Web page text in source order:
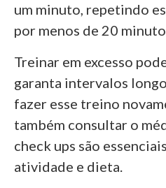
um minuto, repetindo
por menos de 20
Treinar em excesso
garanta intervalos
fazer esse treino
também consultar o
check ups são
atividade e dieta.